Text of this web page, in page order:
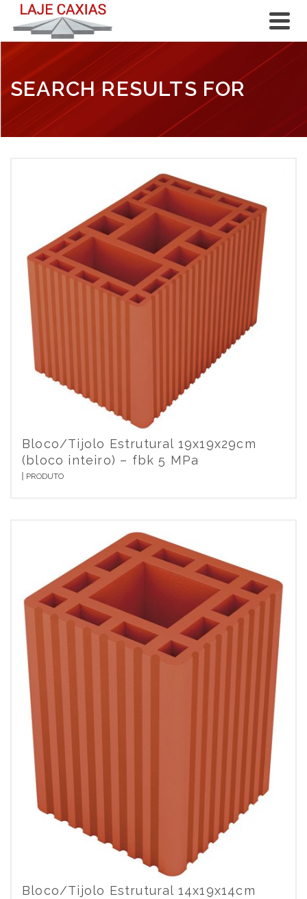
SEARCH RESULTS FOR
Bloco/Tijolo Estrutural 19x19x29cm
(bloco inteiro) – fbk 5 MPa
PRODUTO
Bloco/Tijolo Estrutural 14x19x14cm